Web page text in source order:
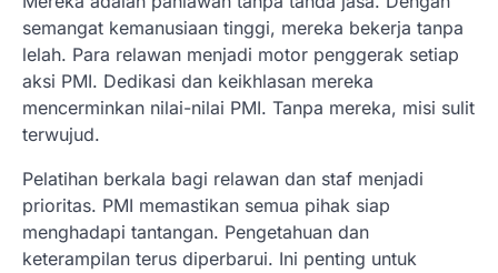
semangat kemanusiaan tinggi, mereka bekerja tanpa
lelah. Para relawan menjadi motor penggerak setiap
aksi PMI. Dedikasi dan keikhlasan mereka
mencerminkan nilai-nilai PMI. Tanpa mereka, misi sulit
terwujud.
Pelatihan berkala bagi relawan dan staf menjadi
prioritas. PMI memastikan semua pihak siap
menghadapi tantangan. Pengetahuan dan
keterampilan terus diperbarui. Ini penting untuk